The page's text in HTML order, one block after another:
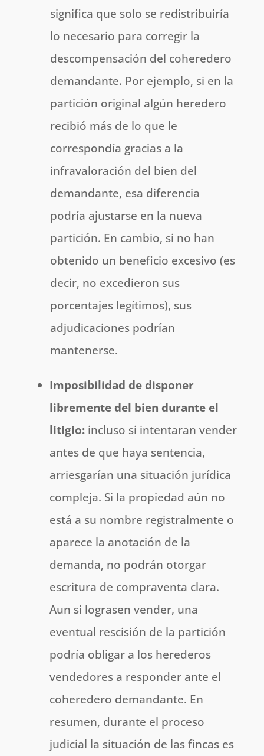
significa que solo se redistribuiría
lo necesario para corregir la
descompensación del coheredero
demandante. Por ejemplo, si en la
partición original algún heredero
recibió más de lo que le
correspondía gracias a la
infravaloración del bien del
demandante, esa diferencia
podría ajustarse en la nueva
partición. En cambio, si no han
obtenido un beneficio excesivo (es
decir, no excedieron sus
porcentajes legítimos), sus
adjudicaciones podrían
mantenerse.
Imposibilidad de disponer
libremente del bien durante el
litigio:incluso si intentaran vender
antes de que haya sentencia,
arriesgarían una situación jurídica
compleja. Si la propiedad aún no
está a su nombre registralmente o
aparece la anotación de la
demanda, no podrán otorgar
escritura de compraventa clara.
Aun si lograsen vender, una
eventual rescisión de la partición
podría obligar a los herederos
vendedores a responder ante el
coheredero demandante. En
resumen, durante el proceso
judicial la situación de las fincas es